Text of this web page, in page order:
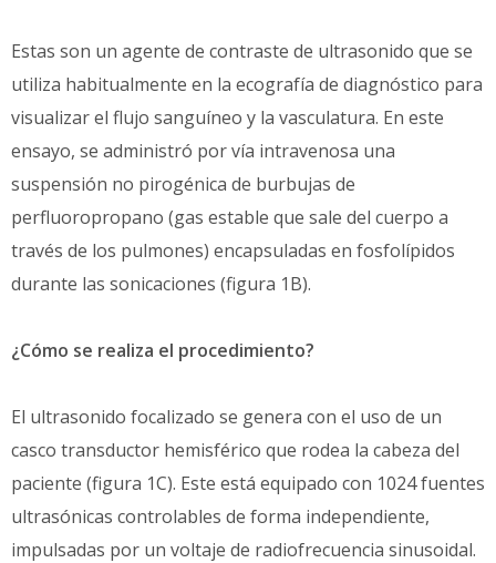
Estas son un agente de contraste de ultrasonido que se
utiliza habitualmente en la ecografía de diagnóstico para
visualizar el flujo sanguíneo y la vasculatura. En este
ensayo, se administró por vía intravenosa una
suspensión no pirogénica de burbujas de
perfluoropropano (gas estable que sale del cuerpo a
través de los pulmones) encapsuladas en fosfolípidos
durante las sonicaciones (figura 1B).
¿Cómo se realiza el procedimiento?
El ultrasonido focalizado se genera con el uso de un
casco transductor hemisférico que rodea la cabeza del
paciente (figura 1C). Este está equipado con 1024 fuentes
ultrasónicas controlables de forma independiente,
impulsadas por un voltaje de radiofrecuencia sinusoidal.